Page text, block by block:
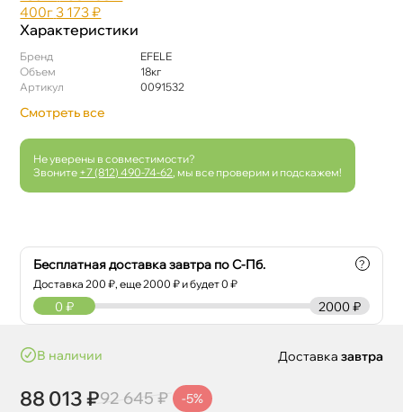
4003 173 ₽
Характеристики
Бренд
EFELE
Объем
18к
Артикул
0091532
Смотреть все
Не уверены в совместимости?
Звоните +7 (812) 490-74-62 , мы все проверим и подскажем!
Бесплатная доставка завтра по С-Пб.
Доставка200 ₽, еще2000 ₽ и будет 0 ₽
?
2000 ₽
0 ₽
наличии
88 013 ₽92 645 ₽ -5%
Доставка завтра